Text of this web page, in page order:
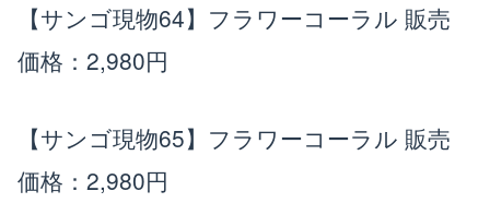
【サンゴ現物64】フラワーコーラル 販売
価格：2,980円
【サンゴ現物65】フラワーコーラル 販売
価格：2,980円